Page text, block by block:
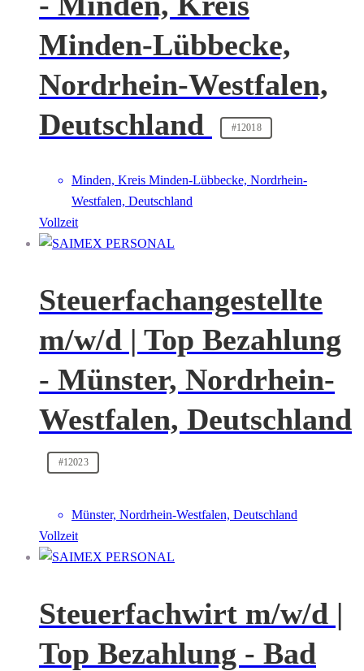
Minden-Lübbecke,
Nordrhein-Westfalen,
Deutschland
#12018
Minden, Kreis Minden-Lübbecke, Nordrhein-
Westfalen, Deutschland
Vollzeit
Steuerfachangestellte
m/w/d | Top Bezahlung
- Münster, Nordrhein-
Westfalen, Deutschland
#12023
Münster, Nordrhein-Westfalen, Deutschland
Vollzeit
Steuerfachwirt m/w/d |
Top Bezahlung - Bad